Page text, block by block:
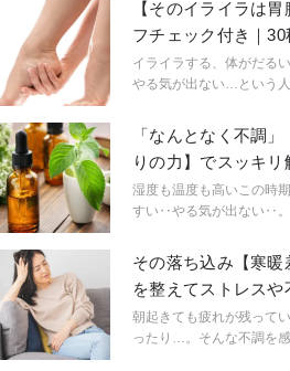
【そのイライラは
フチェック付き｜
み
イライラする、体がだる
やる気が出ない…という
疲れや気分の落ち込みも
「なんとなく不調
りの力】でスッキ
４選と30秒ヨガ
湿度も温度も高いこの時
すい‥やる気が出ない‥
き飛ばすアロマと、スッ
ヨガをご紹介します。
その落ち込み【寒
を整えてストレス
ほぐしヨガ」
朝起きても疲れが残って
ったり…。そんな不調を